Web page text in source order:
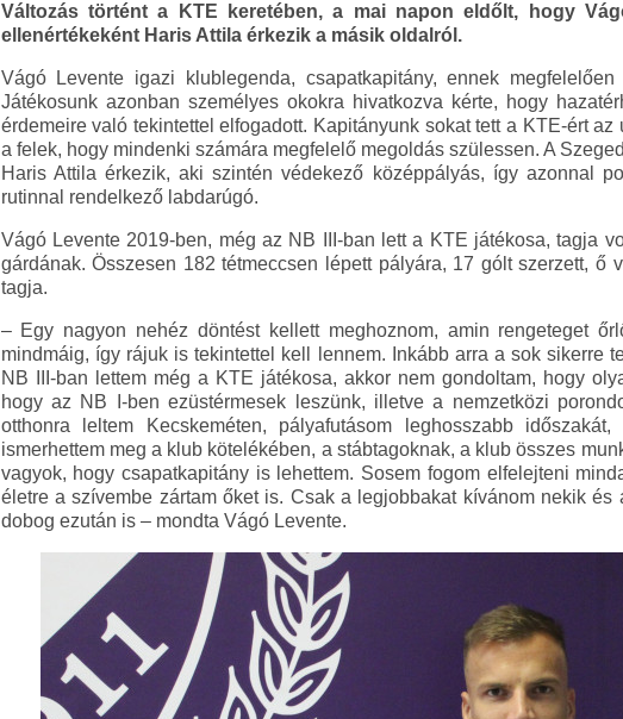
Változás történt a KTE keretében, a mai napon eldőlt, hogy
ellenértékeként Haris Attila érkezik a másik oldalról.
Vágó Levente igazi klublegenda, csapatkapitány, ennek
Játékosunk azonban személyes okokra hivatkozva kérte, hogy
érdemeire való tekintettel elfogadott. Kapitányunk sokat tett a KTE-ért
a felek, hogy mindenki számára megfelelő megoldás szülessen. A
Haris Attila érkezik, aki szintén védekező középpályás, így azonnal
rutinnal rendelkező labdarúgó.
Vágó Levente 2019-ben, még az NB III-ban lett a KTE játékosa, tagja
gárdának. Összesen 182 tétmeccsen lépett pályára, 17 gólt szerzett, ő
tagja.
– Egy nagyon nehéz döntést kellett meghoznom, amin rengeteget
mindmáig, így rájuk is tekintettel kell lennem. Inkább arra a sok sikerre
NB III-ban lettem még a KTE játékosa, akkor nem gondoltam, hogy
hogy az NB I-ben ezüstérmesek leszünk, illetve a nemzetközi
otthonra leltem Kecskeméten, pályafutásom leghosszabb
ismerhettem meg a klub kötelékében, a stábtagoknak, a klub összes
vagyok, hogy csapatkapitány is lehettem. Sosem fogom elfelejteni
életre a szívembe zártam őket is. Csak a legjobbakat kívánom nekik
dobog ezután is – mondta Vágó Levente.